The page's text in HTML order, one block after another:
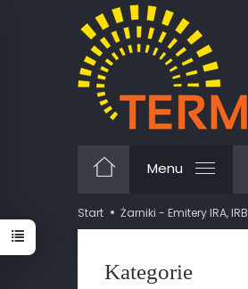
Menu
Start Żarniki - Emitery IRA,
Kategorie